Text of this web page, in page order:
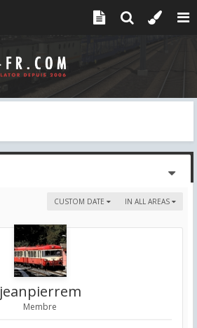
IN ALL AREAS
CUSTOM DATE
jeanpierrem
Membre